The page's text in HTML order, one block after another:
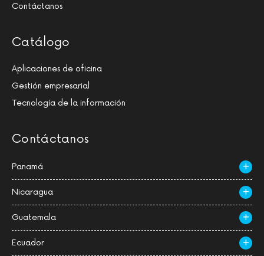
Contáctanos
Catálogo
Aplicaciones de oficina
Gestión empresarial
Tecnología de la información
Contáctanos
Panamá
Nicaragua
Guatemala
Ecuador